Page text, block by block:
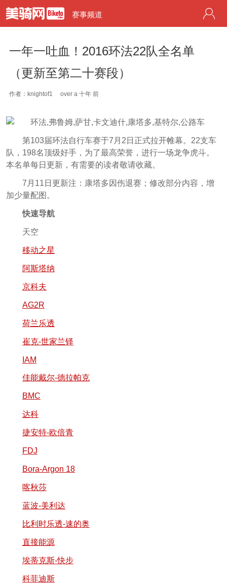
赛事频道
一年一吐血！2016环法22队全名单
（更新至第二十赛段）
作者：knightof1 over a 十年 前
第103届环法自行车赛于7月2日正式拉开帷幕。22支车
队，198名顶级好手，为了最高荣誉，进行一场龙争虎斗。
本名单每日更新，有需要的读者敬请收藏。
7月11日更新注：康塔多因伤退赛；修改部分内容，增
加少量配图。
快速导航
天空
移动之星
阿斯塔纳
京科夫
AG2R
荷兰乐透
崔克-世家兰铎
IAM
佳能戴尔-德拉帕克
BMC
达科
捷安特-欧倍青
FDJ
Bora-Argon 18
喀秋莎
蓝波-美利达
比利时乐透-速的奥
直接能源
埃蒂克斯-快步
科菲迪斯